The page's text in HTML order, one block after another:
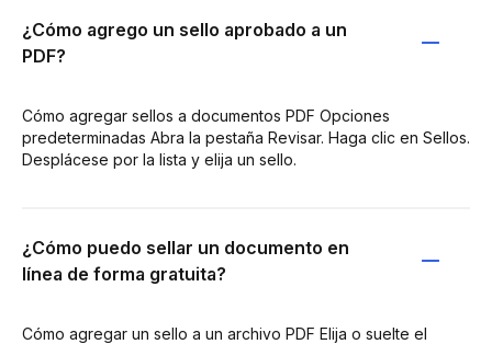
¿Cómo agrego un sello aprobado a un
PDF?
Cómo agregar sellos a documentos PDF Opciones
predeterminadas Abra la pestaña Revisar. Haga clic en Sellos.
Desplácese por la lista y elija un sello.
¿Cómo puedo sellar un documento en
línea de forma gratuita?
Cómo agregar un sello a un archivo PDF Elija o suelte el